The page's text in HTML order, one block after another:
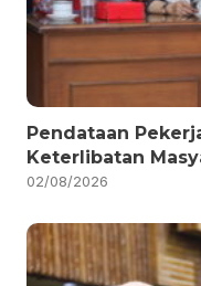
Pendataan
Keterlibatan
02/08/2026